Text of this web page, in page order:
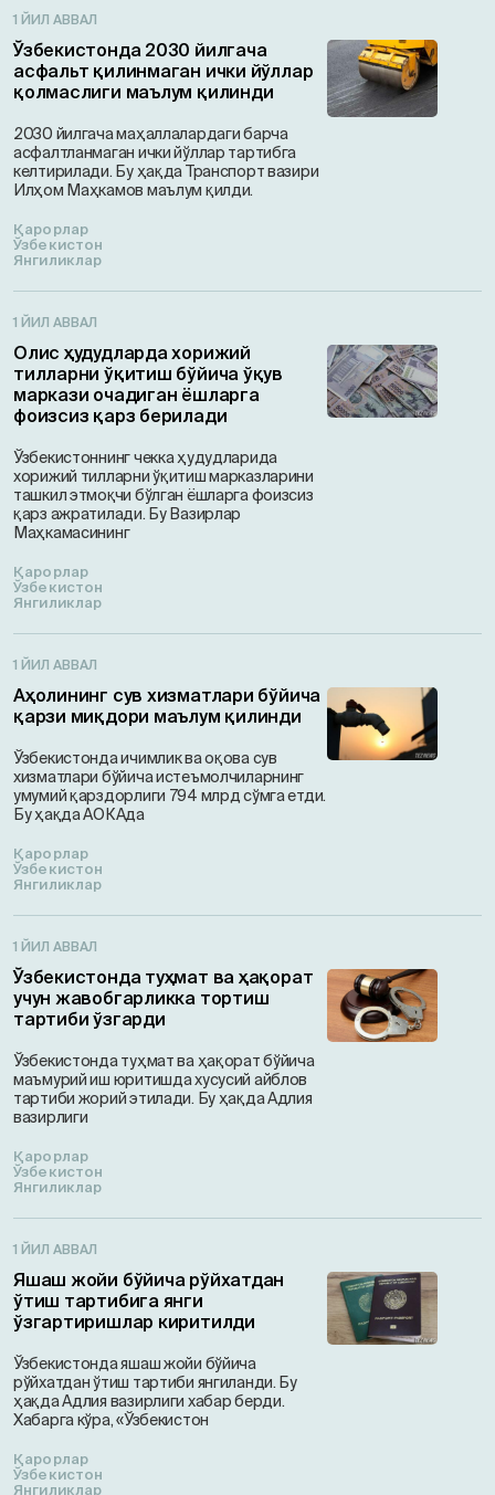
1 ЙИЛ АВВАЛ
Ўзбекистонда 2030 йилгача
асфальт қилинмаган ички йўллар
қолмаслиги маълум қилинди
2030 йилгача маҳаллалардаги барча
асфалтланмаган ички йўллар тартибга
келтирилади. Бу ҳақда Транспорт вазири
Илҳом Маҳкамов маълум қилди.
Қарорлар
Ўзбекистон
Янгиликлар
1 ЙИЛ АВВАЛ
Олис ҳудудларда хорижий
тилларни ўқитиш бўйича ўқув
маркази очадиган ёшларга
фоизсиз қарз берилади
Ўзбекистоннинг чекка ҳудудларида
хорижий тилларни ўқитиш марказларини
ташкил этмоқчи бўлган ёшларга фоизсиз
қарз ажратилади. Бу Вазирлар
Маҳкамасининг
Қарорлар
Ўзбекистон
Янгиликлар
1 ЙИЛ АВВАЛ
Аҳолининг сув хизматлари бўйича
қарзи миқдори маълум қилинди
Ўзбекистонда ичимлик ва оқова сув
хизматлари бўйича истеъмолчиларнинг
умумий қарздорлиги 794 млрд сўмга етди.
Бу ҳақда АОКАда
Қарорлар
Ўзбекистон
Янгиликлар
1 ЙИЛ АВВАЛ
Ўзбекистонда туҳмат ва ҳақорат
учун жавобгарликка тортиш
тартиби ўзгарди
Ўзбекистонда туҳмат ва ҳақорат бўйича
маъмурий иш юритишда хусусий айблов
тартиби жорий этилади. Бу ҳақда Адлия
вазирлиги
Қарорлар
Ўзбекистон
Янгиликлар
1 ЙИЛ АВВАЛ
Яшаш жойи бўйича рўйхатдан
ўтиш тартибига янги
ўзгартиришлар киритилди
Ўзбекистонда яшаш жойи бўйича
рўйхатдан ўтиш тартиби янгиланди. Бу
ҳақда Адлия вазирлиги хабар берди.
Xaбарга кўра, «Ўзбекистон
Қарорлар
Ўзбекистон
Янгиликлар